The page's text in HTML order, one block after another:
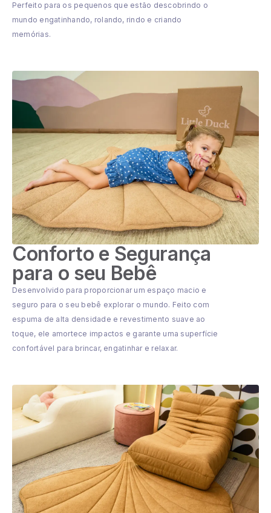
Perfeito para os pequenos que estão descobrindo o
mundo engatinhando, rolando, rindo e criando
memórias.
Conforto e Segurança
para o seu Bebê
Desenvolvido para proporcionar um espaço macio e
seguro para o seu bebê explorar o mundo. Feito com
espuma de alta densidade e revestimento suave ao
toque, ele amortece impactos e garante uma superfície
confortável para brincar, engatinhar e relaxar.